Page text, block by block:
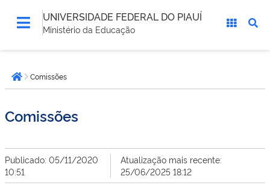
UNIVERSIDADE FEDERAL DO PIAUÍ
Ministério da Educação
está
aqui:Página inicial
Comissões
Comissões
Publicado: 05/11/2020
10:51
Atualização mais recente:
25/06/2025 18:12